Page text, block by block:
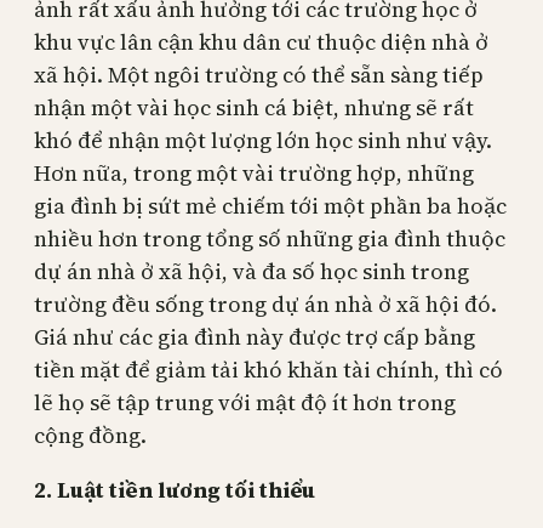
ảnh rất xấu ảnh hưởng tới các trường học ở
khu vực lân cận khu dân cư thuộc diện nhà ở
xã hội. Một ngôi trường có thể sẵn sàng tiếp
nhận một vài học sinh cá biệt, nhưng sẽ rất
khó để nhận một lượng lớn học sinh như vậy.
Hơn nữa, trong một vài trường hợp, những
gia đình bị sứt mẻ chiếm tới một phần ba hoặc
nhiều hơn trong tổng số những gia đình thuộc
dự án nhà ở xã hội, và đa số học sinh trong
trường đều sống trong dự án nhà ở xã hội đó.
Giá như các gia đình này được trợ cấp bằng
tiền mặt để giảm tải khó khăn tài chính, thì có
lẽ họ sẽ tập trung với mật độ ít hơn trong
cộng đồng.
2. Luật tiền lương tối thiểu